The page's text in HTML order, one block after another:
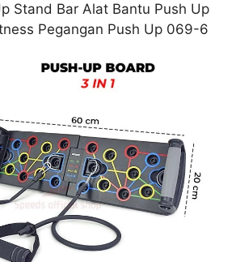
Stand Bar Alat Bantu Push Up
Pegangan Push Up 069-6